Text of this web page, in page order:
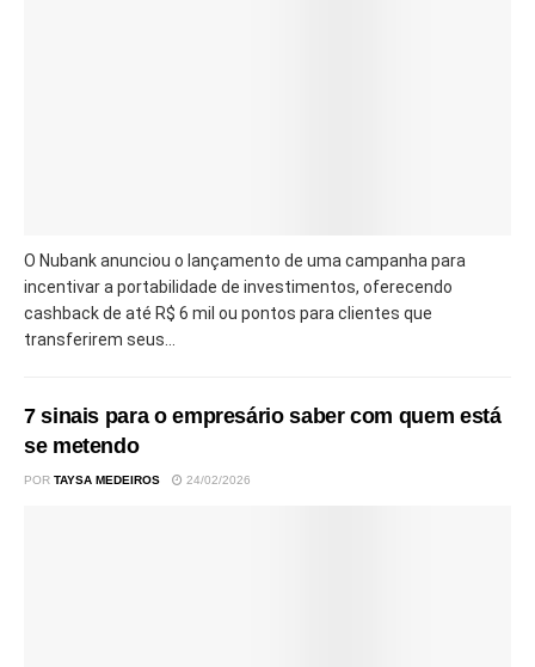
O Nubank anunciou o lançamento de uma campanha para
incentivar a portabilidade de investimentos, oferecendo
cashback de até R$ 6 mil ou pontos para clientes que
transferirem seus...
7 sinais para o empresário saber com quem está
se metendo
POR TAYSA MEDEIROS 24/02/2026